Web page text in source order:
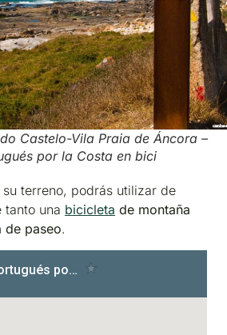
Castelo-Vila Praia de Áncora –
por la Costa en bici
terreno, podrás utilizar de
tanto una bicicleta de montaña
de paseo.